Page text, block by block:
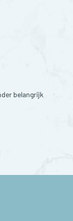
belangrijk